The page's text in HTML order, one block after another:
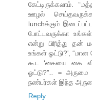
கேட்டிருக்கலாம்.
ஊழல்
lunchக்கும்
போட்டவருக்கா
என்று பிரித்து தன்
உங்கள் ஓட்டு?’, “மான
கூட ‘கையை கை
ஓட்டு?”.. = அருமை
நண்பர்கள் இந்த
Reply